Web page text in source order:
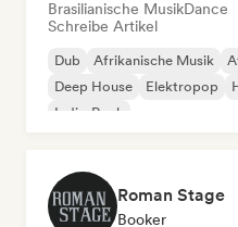
Brasilianische MusikDance
Schreibe Artikel
Dub Afrikanische Musik
Deep House
Elektropop
Indie-Rock
Roman Stage
Booker